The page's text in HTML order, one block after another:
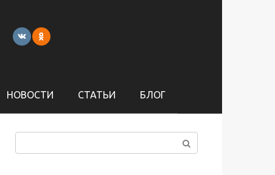
НОВОСТИ СТАТЬИ БЛОГ